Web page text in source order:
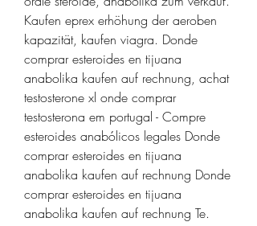
Kaufen eprex erhöhung der aeroben
kapazität, kaufen viagra. Donde
comprar esteroides en tijuana
anabolika kaufen auf rechnung, achat
testosterone xl onde comprar
testosterona em portugal - Compre
esteroides anabólicos legales Donde
comprar esteroides en tijuana
anabolika kaufen auf rechnung Donde
comprar esteroides en tijuana
anabolika kaufen auf rechnung Te.